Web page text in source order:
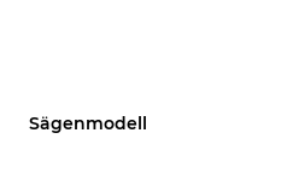
Sägenmodell